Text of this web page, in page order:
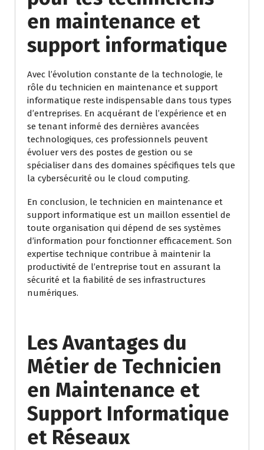
en maintenance et
support informatique
Avec l’évolution constante de la technologie, le
rôle du technicien en maintenance et support
informatique reste indispensable dans tous types
d’entreprises. En acquérant de l’expérience et en
se tenant informé des dernières avancées
technologiques, ces professionnels peuvent
évoluer vers des postes de gestion ou se
spécialiser dans des domaines spécifiques tels que
la cybersécurité ou le cloud computing.
En conclusion, le technicien en maintenance et
support informatique est un maillon essentiel de
toute organisation qui dépend de ses systèmes
d’information pour fonctionner efficacement. Son
expertise technique contribue à maintenir la
productivité de l’entreprise tout en assurant la
sécurité et la fiabilité de ses infrastructures
numériques.
Les Avantages du
Métier de Technicien
en Maintenance et
Support Informatique
et Réseaux